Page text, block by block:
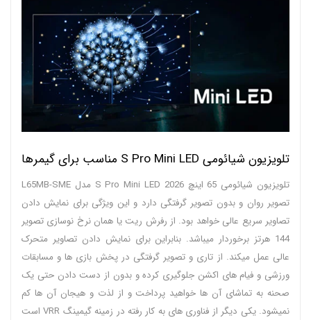
تلویزیون شیائومی S Pro Mini LED مناسب برای گیمرها
تلویزیون شیائومی 65 اینچ S Pro Mini LED 2026 مدل L65MB-SME
تصویر روان و بدون تصویر گرفتگی دارد و این ویژگی برای نمایش دادن
تصاویر سریع عالی خواهد بود. از رفرش ریت یا همان نرخ نوسازی تصویر
144 هرتز برخوردار میباشد. بنابراین برای نمایش دادن تصاویر متحرک
عالی عمل میکند. از تاری و تصویر گرفتگی در پخش بازی ها و مسابقات
ورزشی و فیام های اکشن جلوگیری کرده و بدون از دست دادن حتی یک
صحنه به تماشای آن ها خواهید پرداخت و از لذت و هیجان آن ها کم
نمیشود. یکی دیگر از فناوری های به کار رفته در زمینه گیمینگ VRR است